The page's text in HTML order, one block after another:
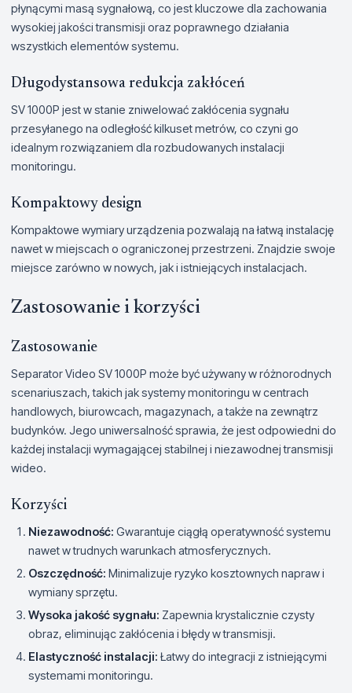
płynącymi masą sygnałową, co jest kluczowe dla zachowania
wysokiej jakości transmisji oraz poprawnego działania
wszystkich elementów systemu.
Długodystansowa redukcja zakłóceń
SV 1000P jest w stanie zniwelować zakłócenia sygnału
przesyłanego na odległość kilkuset metrów, co czyni go
idealnym rozwiązaniem dla rozbudowanych instalacji
monitoringu.
Kompaktowy design
Kompaktowe wymiary urządzenia pozwalają na łatwą instalację
nawet w miejscach o ograniczonej przestrzeni. Znajdzie swoje
miejsce zarówno w nowych, jak i istniejących instalacjach.
Zastosowanie i korzyści
Zastosowanie
Separator Video SV 1000P może być używany w różnorodnych
scenariuszach, takich jak systemy monitoringu w centrach
handlowych, biurowcach, magazynach, a także na zewnątrz
budynków. Jego uniwersalność sprawia, że jest odpowiedni do
każdej instalacji wymagającej stabilnej i niezawodnej transmisji
wideo.
Korzyści
Niezawodność: Gwarantuje ciągłą operatywność systemu
nawet w trudnych warunkach atmosferycznych.
Oszczędność: Minimalizuje ryzyko kosztownych napraw i
wymiany sprzętu.
Wysoka jakość sygnału: Zapewnia krystalicznie czysty
obraz, eliminując zakłócenia i błędy w transmisji.
Elastyczność instalacji: Łatwy do integracji z istniejącymi
systemami monitoringu.